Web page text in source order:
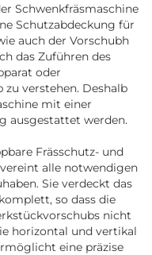
Schwenkfräsmaschine
Schutzabdeckung für
auch der Vorschubh
das Zuführen des
oder
verstehen. Deshalb
mit einer
ausgestattet werden.
Frässchutz- und
alle notwendigen
Sie verdeckt das
so dass die
nicht
horizontal und vertikal
eine präzise